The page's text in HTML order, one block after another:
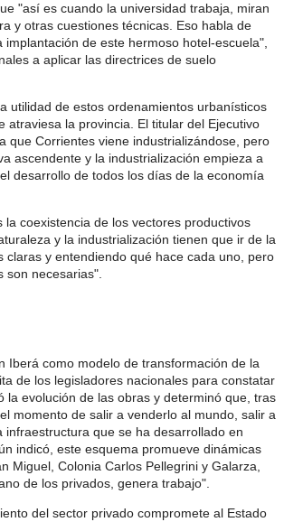
"así es cuando la universidad trabaja, miran
y otras cuestiones técnicas. Eso habla de
de este hermoso hotel-escuela",
a aplicar las directrices de suelo
utilidad de estos ordenamientos urbanísticos
la provincia. El titular del Ejecutivo
que Corrientes viene industrializándose, pero
ascendente y la industrialización empieza a
desarrollo de todos los días de la economía
coexistencia de los vectores productivos
y la industrialización tienen que ir de la
y entendiendo qué hace cada uno, pero
son necesarias".
Iberá como modelo de transformación de la
de los legisladores nacionales para constatar
la evolución de las obras y determinó que, tras
momento de salir a venderlo al mundo, salir a
que se ha desarrollado en
indicó, este esquema promueve dinámicas
Miguel, Colonia Carlos Pellegrini y Galarza,
de los privados, genera trabajo".
del sector privado compromete al Estado